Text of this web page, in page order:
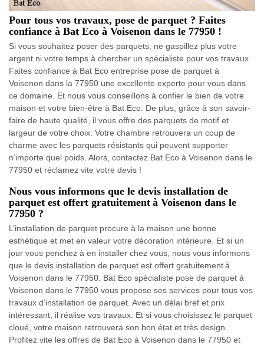
Pour tous vos travaux, pose de parquet ? Faites
confiance à Bat Eco à Voisenon dans le 77950 !
Si vous souhaitez poser des parquets, ne gaspillez plus votre
argent ni votre temps à chercher un spécialiste pour vos travaux.
Faites confiance à Bat Eco entreprise pose de parquet à
Voisenon dans la 77950 une excellente experte pour vous dans
ce domaine. Et nous vous conseillons à confier le bien de votre
maison et votre bien-être à Bat Eco. De plus, grâce à son savoir-
faire de haute qualité, il vous offre des parquets de motif et
largeur de votre choix. Votre chambre retrouvera un coup de
charme avec les parquets résistants qui peuvent supporter
n’importe quel poids. Alors, contactez Bat Eco à Voisenon dans le
77950 et réclamez vite votre devis !
Nous vous informons que le devis installation de
parquet est offert gratuitement à Voisenon dans le
77950 ?
L’installation de parquet procure à la maison une bonne
esthétique et met en valeur votre décoration intérieure. Et si un
jour vous penchez à en installer chez vous, nous vous informons
que le devis installation de parquet est offert gratuitement à
Voisenon dans le 77950. Bat Eco spécialiste pose de parquet à
Voisenon dans le 77950 vous propose ses services pour tous vos
travaux d’installation de parquet. Avec un délai bref et prix
intéressant, il réalise vos travaux. Et si vous choisissez le parquet
cloué, votre maison retrouvera son bon état et très design.
Profitez vite les offres de Bat Eco à Voisenon dans le 77950 et